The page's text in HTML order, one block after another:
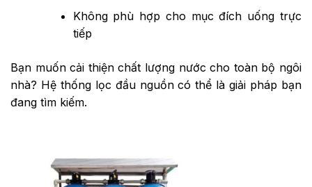
Không phù hợp cho mục đích uống trực
tiếp
Bạn muốn cải thiện chất lượng nước cho toàn bộ ngôi
nhà? Hệ thống lọc đầu nguồn có thể là giải pháp bạn
đang tìm kiếm.